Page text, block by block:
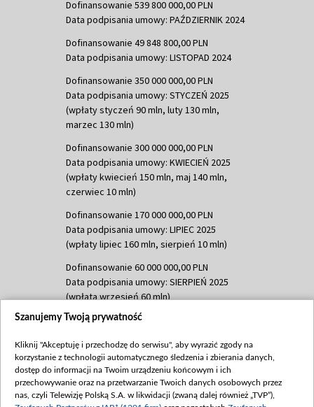
Dofinansowanie 539 800 000,00 PLN
Data podpisania umowy: PAŹDZIERNIK 2024
Dofinansowanie 49 848 800,00 PLN
Data podpisania umowy: LISTOPAD 2024
Dofinansowanie 350 000 000,00 PLN
Data podpisania umowy: STYCZEŃ 2025
(wpłaty styczeń 90 mln, luty 130 mln,
marzec 130 mln)
Dofinansowanie 300 000 000,00 PLN
Data podpisania umowy: KWIECIEŃ 2025
(wpłaty kwiecień 150 mln, maj 140 mln,
czerwiec 10 mln)
Dofinansowanie 170 000 000,00 PLN
Data podpisania umowy: LIPIEC 2025
(wpłaty lipiec 160 mln, sierpień 10 mln)
Dofinansowanie 60 000 000,00 PLN
Data podpisania umowy: SIERPIEŃ 2025
(wpłata wrzesień 60 mln)
Dofinansowanie 635 783 051,21 PLN
(wpłata wrzesień 100 mln, październik 350
mln, listopad 265 mln)
Dofinansowanie 48 862 000,00 PLN
Data podpisania umowy: GRUDZIEŃ 2025
Szanujemy Twoją prywatność
Kliknij "Akceptuję i przechodzę do serwisu", aby wyrazić zgody na
korzystanie z technologii automatycznego śledzenia i zbierania danych,
dostęp do informacji na Twoim urządzeniu końcowym i ich
przechowywanie oraz na przetwarzanie Twoich danych osobowych przez
nas, czyli Telewizję Polską S.A. w likwidacji (zwaną dalej również „TVP”),